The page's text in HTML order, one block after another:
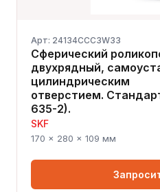
Арт: 24134CCC3W33
Сферический
двухрядный,
цилиндрическим
отверстием.
635-2).
SKF
170 × 280 × 109 мм